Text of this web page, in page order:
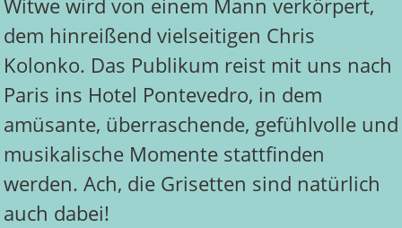
Witwe wird von einem Mann verkörpert,
dem hinreißend vielseitigen Chris
Kolonko. Das Publikum reist mit uns nach
Paris ins Hotel Pontevedro, in dem
amüsante, überraschende, gefühlvolle und
musikalische Momente stattfinden
werden. Ach, die Grisetten sind natürlich
auch dabei!